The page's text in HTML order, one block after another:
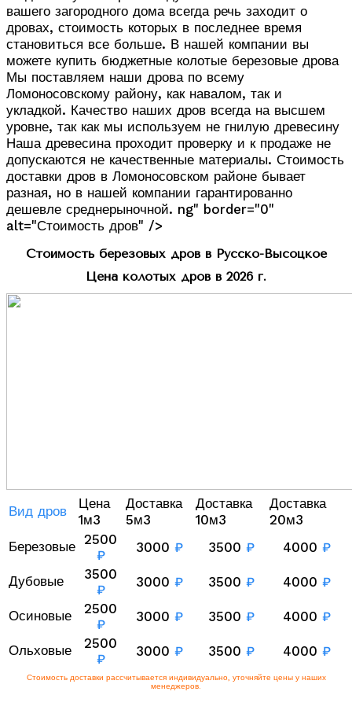
вашего загородного дома всегда речь заходит о
дровах, стоимость которых в последнее время
становиться все больше. В нашей компании вы
можете купить бюджетные колотые березовые дрова
Мы поставляем наши дрова по всему
Ломоносовскому району, как навалом, так и
укладкой. Качество наших дров всегда на высшем
уровне, так как мы используем не гнилую древесину
Наша древесина проходит проверку и к продаже не
допускаются не качественные материалы. Стоимость
доставки дров в Ломоносовском районе бывает
разная, но в нашей компании гарантированно
дешевле среднерыночной. ng" border="0"
alt="Стоимость дров" />
Стоимость березовых дров в Русско-Высоцкое
Цена колотых дров в 2026 г.
Вид дров
Цена
1м3
Доставка
5м3
Доставка
10м3
Доставка
20м3
Березовые 2500
₽
3000 ₽ 3500 ₽ 4000 ₽
Дубовые
3500
₽
3000 ₽ 3500 ₽ 4000 ₽
Осиновые
2500
₽
3000 ₽ 3500 ₽ 4000 ₽
Ольховые
2500
₽
3000 ₽ 3500 ₽ 4000 ₽
Стоимость доставки рассчитывается индивидуально, уточняйте цены у наших
менеджеров.